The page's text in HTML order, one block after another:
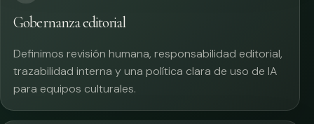
Gobernanza editorial
Definimos revisión humana, responsabilidad editorial,
trazabilidad interna y una política clara de uso de IA
para equipos culturales.